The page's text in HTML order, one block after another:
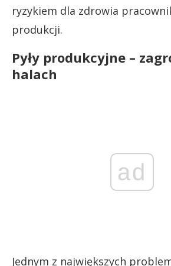
ryzykiem dla zdrowia
produkcji.
Pyły produkcyjne –
halach
ad
Jednym z największych